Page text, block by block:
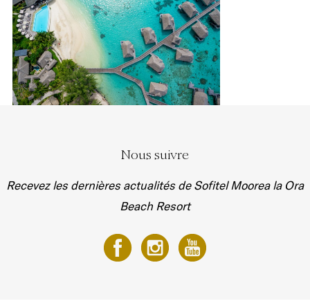
Nous suivre
Recevez les dernières actualités de Sofitel Moorea la Ora
Beach Resort